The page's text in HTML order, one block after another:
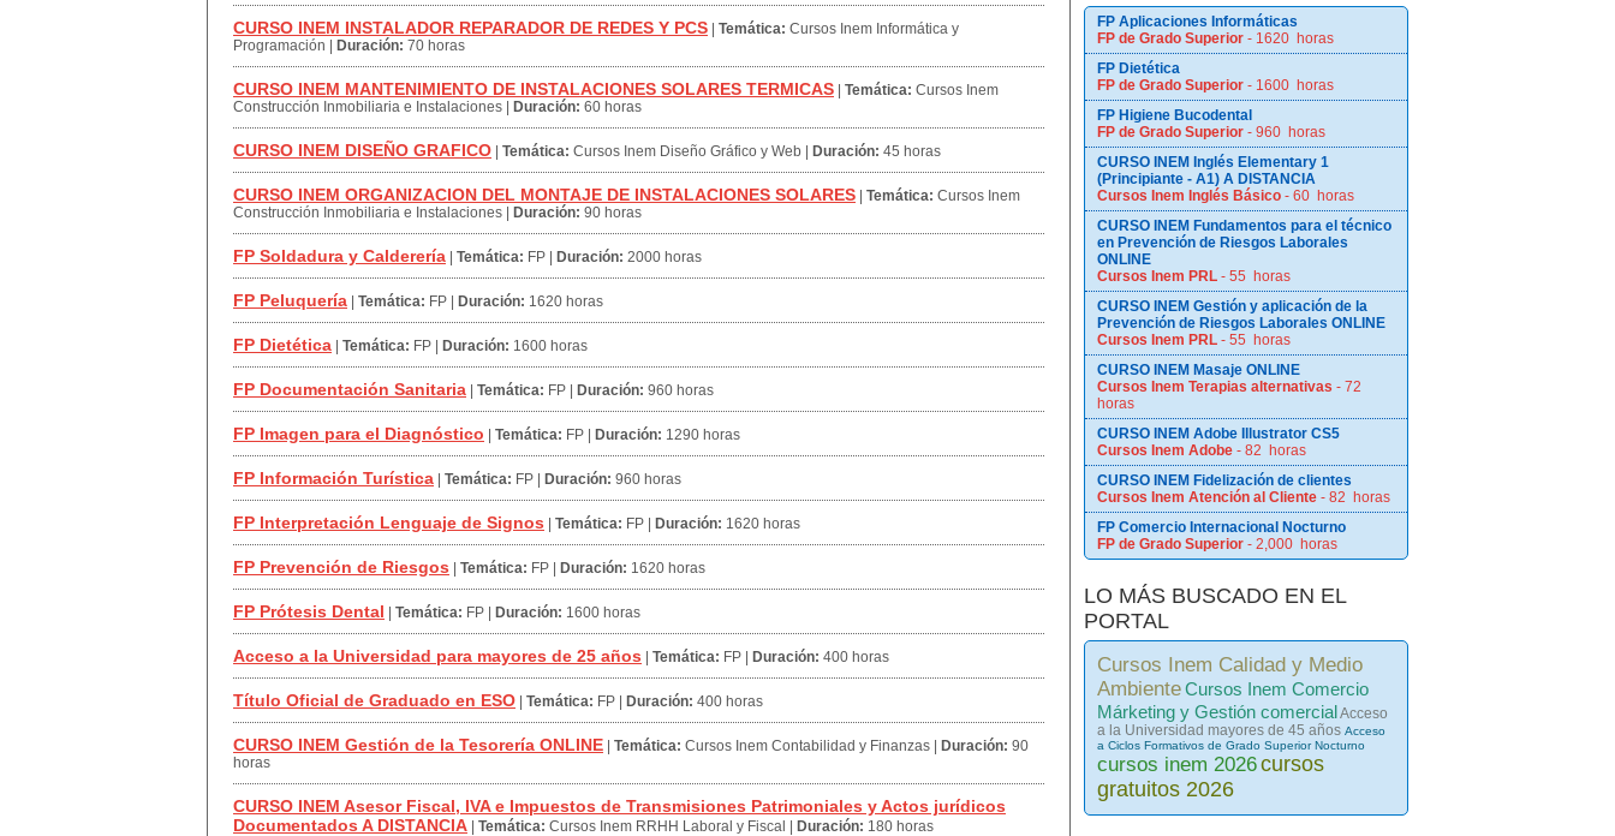
CURSO INEM INSTALADOR REPARADOR DE REDES Y PCS Temática: Cursos Inem Informática y
Programación
Duración: 70 horas
CURSO INEM MANTENIMIENTO DE INSTALACIONES SOLARES TERMICAS Temática: Cursos Inem
Construcción Inmobiliaria e Instalaciones
Duración: 60 horas
CURSO INEM DISEÑO GRAFICO Temática: Cursos Inem Diseño Gráfico y Web Duración: 45 horas
CURSO INEM ORGANIZACION DEL MONTAJE DE INSTALACIONES SOLARES Temática: Cursos Inem
Construcción Inmobiliaria e Instalaciones
Duración: 90 horas
FP Soldadura y Calderería Temática: FP Duración: 2000 horas
FP Peluquería Temática: FP Duración: 1620 horas
FP Dietética Temática: FP Duración: 1600 horas
FP Documentación Sanitaria Temática: FP Duración: 960 horas
FP Imagen para el Diagnóstico Temática: FP Duración: 1290 horas
FP Información Turística Temática: FP Duración: 960 horas
FP Interpretación Lenguaje de Signos Temática: FP Duración: 1620 horas
FP Prevención de Riesgos Temática: FP Duración: 1620 horas
FP Prótesis Dental Temática: FP Duración: 1600 horas
Acceso a la Universidad para mayores de 25 años Temática: FP Duración: 400 horas
Título Oficial de Graduado en ESO Temática: FP Duración: 400 horas
CURSO INEM Gestión de la Tesorería ONLINE Temática: Cursos Inem Contabilidad y Finanzas Duración: 90
horas
CURSO INEM Asesor Fiscal, IVA e Impuestos de Transmisiones Patrimoniales y Actos jurídicos
Documentados A DISTANCIA
Temática: Cursos Inem RRHH Laboral y Fiscal Duración: 180 horas
FP Aplicaciones Informáticas
FP de Grado Superior - 1620 horas
FP Dietética
FP de Grado Superior - 1600 horas
FP Higiene Bucodental
FP de Grado Superior - 960 horas
CURSO INEM Inglés Elementary 1
(Principiante - A1) A DISTANCIA
Cursos Inem Inglés Básico - 60 horas
CURSO INEM Fundamentos para el técnico
en Prevención de Riesgos Laborales
ONLINE
Cursos Inem PRL - 55 horas
CURSO INEM Gestión y aplicación de la
Prevención de Riesgos Laborales ONLINE
Cursos Inem PRL - 55 horas
CURSO INEM Masaje ONLINE
Cursos Inem Terapias alternativas - 72
horas
CURSO INEM Adobe Illustrator CS5
Cursos Inem Adobe - 82 horas
CURSO INEM Fidelización de clientes
Cursos Inem Atención al Cliente - 82 horas
FP Comercio Internacional Nocturno
FP de Grado Superior - 2,000 horas
LO MÁS BUSCADO EN EL
PORTAL
Cursos Inem Calidad y Medio
AmbienteCursos Inem Comercio
Márketing y Gestión comercialAcceso
a la Universidad mayores de 45 años Acceso
a Ciclos Formativos de Grado Superior Nocturno
cursos inem 2026cursos
gratuitos 2026